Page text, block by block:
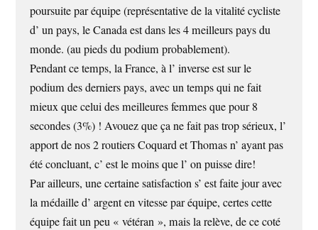
poursuite par équipe (représentative de la vitalité cycliste
d’ un pays, le Canada est dans les 4 meilleurs pays du
monde. (au pieds du podium probablement).
Pendant ce temps, la France, à l’ inverse est sur le
podium des derniers pays, avec un temps qui ne fait
mieux que celui des meilleures femmes que pour 8
secondes (3%) ! Avouez que ça ne fait pas trop sérieux, l’
apport de nos 2 routiers Coquard et Thomas n’ ayant pas
été concluant, c’ est le moins que l’ on puisse dire!
Par ailleurs, une certaine satisfaction s’ est faite jour avec
la médaille d’ argent en vitesse par équipe, certes cette
équipe fait un peu « vétéran », mais la relève, de ce coté